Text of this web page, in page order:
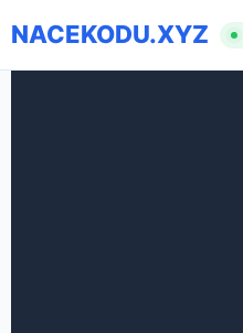
NACEKODU.XYZ